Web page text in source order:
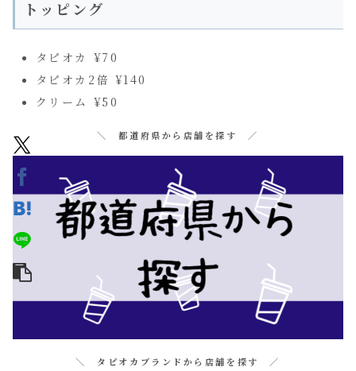
トッピング
タピオカ ¥70
タピオカ2倍 ¥140
クリーム ¥50
＼ 都道府県から店舗を探す ／
＼ タピオカブランドから店舗を探す ／